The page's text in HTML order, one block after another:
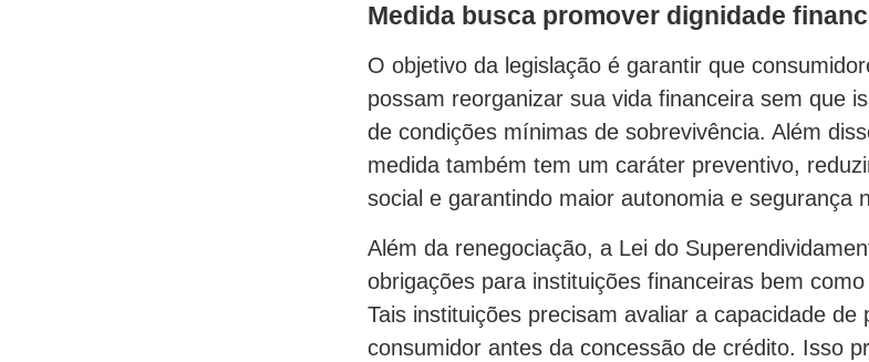
Medida busca promover dignidade
O objetivo da legislação é garantir que
possam reorganizar sua vida financeira sem que
de condições mínimas de sobrevivência. Além
medida também tem um caráter preventivo,
social e garantindo maior autonomia e segurança
Além da renegociação, a Lei do
obrigações para instituições financeiras bem
Tais instituições precisam avaliar a capacidade de
consumidor antes da concessão de crédito. Isso